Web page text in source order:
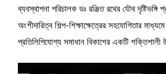
ব্যবস্থাপনা পরিচালক ডঃ রঞ্জিত রথের যৌথ
অংশীদারিত্ব শিল্প-শিক্ষাক্ষেত্রের সহযোগিতার
প্রতিলিপিযোগ্য সমাধান বিকাশের একটি শক্তিশালী